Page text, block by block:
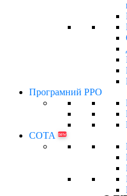
Програмний РРО
СОТА
new